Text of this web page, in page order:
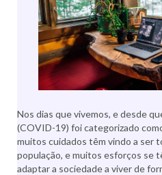
Nos dias que vivemos, e desde
(COVID-19) foi categorizado
muitos cuidados têm vindo a ser
população, e muitos esforços se
adaptar a sociedade a viver de